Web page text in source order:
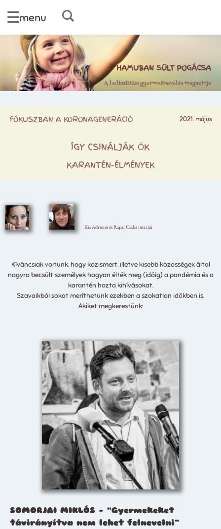
menu
HAMUBAN SÜLT POGÁCSA
A holisztikus gyermeknevelés magazinja
FÓKUSZBAN A KORONAGENERÁCIÓ 2021. május
ÍGY CSINÁLJÁK ŐK
KARANTÉN-ÉLMÉNYEK
Kis Adrienn és Rapai Csaba interjúi
Kíváncsiak voltunk, hogy közismert, illetve kisebb közösségek által
nagyra becsült személyek hogyan élték meg (idáig) a pandémia és a
karantén hozta kihívásokat.
Szavaikból sokat meríthetünk ezekben a szokatlan időkben is.
Akiket megkerestünk:
SOMORJAI MIKLÓS – “Gyermekeket
távirányítva nem lehet felnevelni”